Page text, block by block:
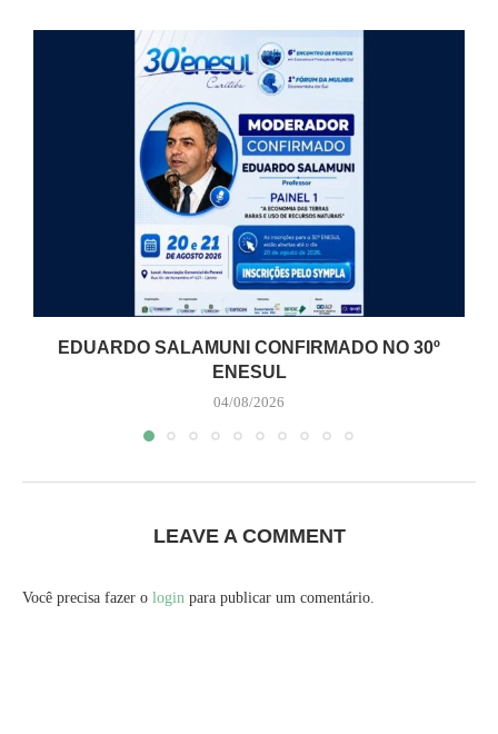
EDUARDO SALAMUNI CONFIRMADO NO 30º
ENESUL
04/08/2026
LEAVE A COMMENT
Você precisa fazer o login para publicar um comentário.